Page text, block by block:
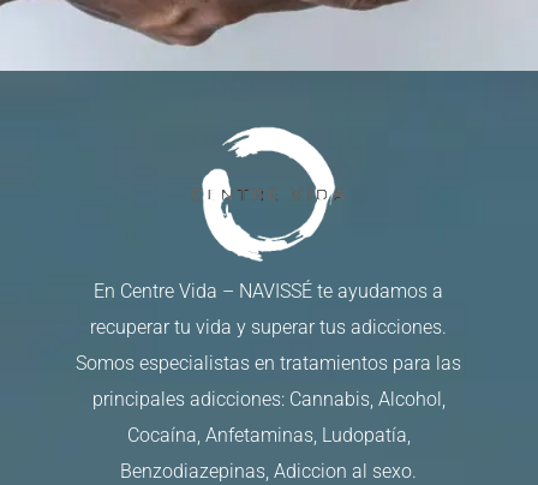
En Centre Vida – NAVISSÉ te ayudamos a
recuperar tu vida y superar tus adicciones.
Somos especialistas en tratamientos para las
principales adicciones: Cannabis, Alcohol,
Cocaína, Anfetaminas, Ludopatía,
Benzodiazepinas, Adiccion al sexo.